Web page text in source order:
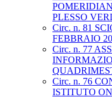
PLESSO
Circ. n. 81
FEBBRAIO
Circ. n. 77
Circ. n. 76
ISTITUTO